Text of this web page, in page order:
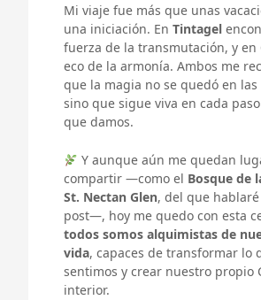
Mi viaje fue más que unas
una iniciación. En Tintagel
fuerza de la transmutación, y en
eco de la armonía. Ambos me
que la magia no se quedó en las
sino que sigue viva en cada
que damos.
Y aunque aún me quedan
compartir —como el Bosque de
St. Nectan Glen, del que
post—, hoy me quedo con esta
todos somos alquimistas de
vida, capaces de transformar lo
sentimos y crear nuestro propio
interior.